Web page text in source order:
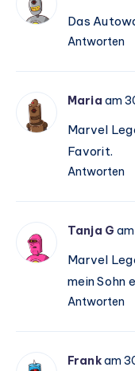
Das
Antworten
Maria am
Marvel
Favorit.
Antworten
Tanja G
Marvel
mein Sohn
Antworten
Frankam